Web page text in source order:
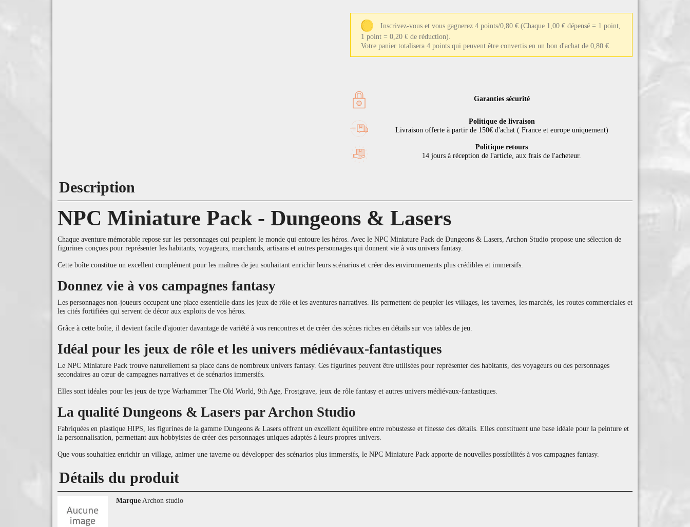
Inscrivez-vous et vous gagnerez 4 points/0,80 € (Chaque 1,00 € dépensé = 1 point,
1 point = 0,20 € de réduction).
Votre panier totalisera 4 points qui peuvent être convertis en un bon d'achat de 0,80 €.
Garanties sécurité
Politique de livraison
Livraison offerte à partir de 150€ d'achat ( France et europe uniquement)
Politique retours
14 jours à réception de l'article, aux frais de l'acheteur.
Description
NPC Miniature Pack - Dungeons & Lasers
Chaque aventure mémorable repose sur les personnages qui peuplent le monde qui entoure les héros. Avec le NPC Miniature Pack de Dungeons & Lasers, Archon Studio propose une sélection de
figurines conçues pour représenter les habitants, voyageurs, marchands, artisans et autres personnages qui donnent vie à vos univers fantasy.
Cette boîte constitue un excellent complément pour les maîtres de jeu souhaitant enrichir leurs scénarios et créer des environnements plus crédibles et immersifs.
Donnez vie à vos campagnes fantasy
Les personnages non-joueurs occupent une place essentielle dans les jeux de rôle et les aventures narratives. Ils permettent de peupler les villages, les tavernes, les marchés, les routes commerciales et
les cités fortifiées qui servent de décor aux exploits de vos héros.
Grâce à cette boîte, il devient facile d'ajouter davantage de variété à vos rencontres et de créer des scènes riches en détails sur vos tables de jeu.
Idéal pour les jeux de rôle et les univers médiévaux-fantastiques
Le NPC Miniature Pack trouve naturellement sa place dans de nombreux univers fantasy. Ces figurines peuvent être utilisées pour représenter des habitants, des voyageurs ou des personnages
secondaires au cœur de campagnes narratives et de scénarios immersifs.
Elles sont idéales pour les jeux de type Warhammer The Old World, 9th Age, Frostgrave, jeux de rôle fantasy et autres univers médiévaux-fantastiques.
La qualité Dungeons & Lasers par Archon Studio
Fabriquées en plastique HIPS, les figurines de la gamme Dungeons & Lasers offrent un excellent équilibre entre robustesse et finesse des détails. Elles constituent une base idéale pour la peinture et
la personnalisation, permettant aux hobbyistes de créer des personnages uniques adaptés à leurs propres univers.
Que vous souhaitiez enrichir un village, animer une taverne ou développer des scénarios plus immersifs, le NPC Miniature Pack apporte de nouvelles possibilités à vos campagnes fantasy.
Détails du produit
Marque Archon studio